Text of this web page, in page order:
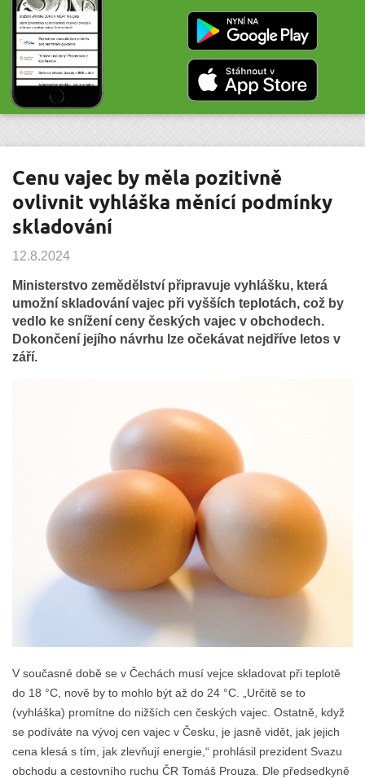
Cenu vajec by měla pozitivně
ovlivnit vyhláška měnící podmínky
skladování
12.8.2024
Ministerstvo zemědělství připravuje vyhlášku, která
umožní skladování vajec při vyšších teplotách, což by
vedlo ke snížení ceny českých vajec v obchodech.
Dokončení jejího návrhu lze očekávat nejdříve letos v
září.
V současné době se v Čechách musí vejce skladovat při teplotě
do 18 °C, nově by to mohlo být až do 24 °C. „Určitě se to
(vyhláška) promítne do nižších cen českých vajec. Ostatně, když
se podíváte na vývoj cen vajec v Česku, je jasně vidět, jak jejich
cena klesá s tím, jak zlevňují energie,“ prohlásil prezident Svazu
obchodu a cestovního ruchu ČR Tomáš Prouza. Dle předsedkyně